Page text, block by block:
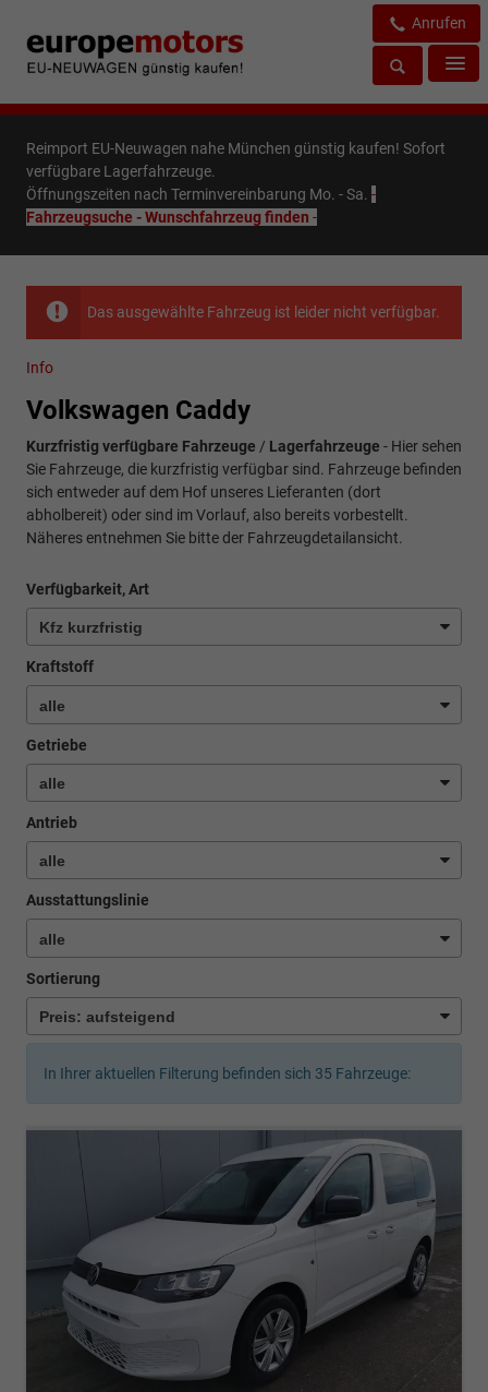
Anrufen
Reimport EU-Neuwagen nahe München günstig kaufen! Sofort
verfügbare Lagerfahrzeuge.
Öffnungszeiten nach Terminvereinbarung Mo. - Sa. -
Fahrzeugsuche - Wunschfahrzeug finden -
Das ausgewählte Fahrzeug ist leider nicht verfügbar.
Info
Volkswagen Caddy
Kurzfristig verfügbare Fahrzeuge / Lagerfahrzeuge - Hier sehen
Sie Fahrzeuge, die kurzfristig verfügbar sind. Fahrzeuge befinden
sich entweder auf dem Hof unseres Lieferanten (dort
abholbereit) oder sind im Vorlauf, also bereits vorbestellt.
Näheres entnehmen Sie bitte der Fahrzeugdetailansicht.
Verfügbarkeit, Art
Kraftstoff
Getriebe
Antrieb
Ausstattungslinie
Sortierung
In Ihrer aktuellen Filterung befinden sich 35 Fahrzeuge: